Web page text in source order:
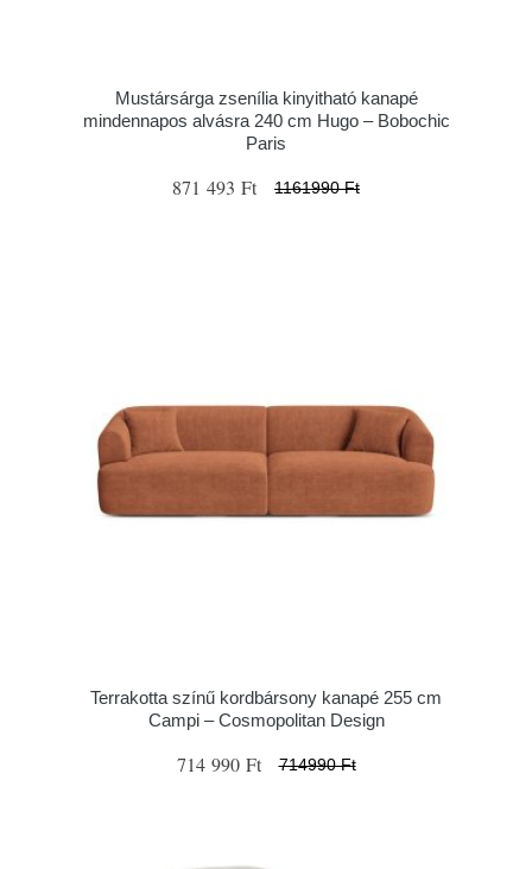
Mustársárga zsenília kinyitható kanapé
mindennapos alvásra 240 cm Hugo – Bobochic
Paris
871 493 Ft 1161990 Ft
Terrakotta színű kordbársony kanapé 255 cm
Campi – Cosmopolitan Design
714 990 Ft 714990 Ft